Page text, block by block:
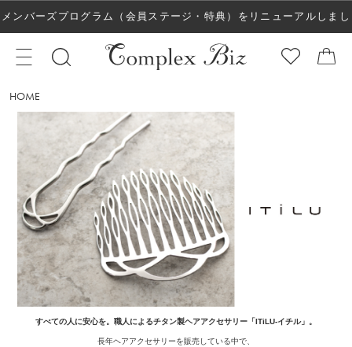
メンバーズプログラム（会員ステージ・特典）をリニューアルしまし
た！
HOME
すべての人に安心を。職人によるチタン製ヘアアクセサリー「ITiLU-イチル」。
長年ヘアアクセサリーを販売している中で、